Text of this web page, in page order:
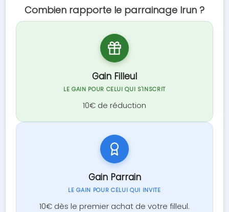
Combien rapporte le parrainage Irun ?
Gain Filleul
LE GAIN POUR CELUI QUI S'INSCRIT
10€ de réduction
Gain Parrain
LE GAIN POUR CELUI QUI INVITE
10€ dès le premier achat de votre filleul.